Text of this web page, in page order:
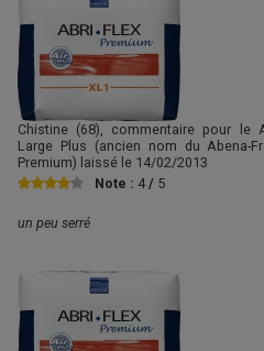
Chistine (68), commentaire pour le
Large Plus (ancien nom du Abena-
Premium) laissé le 14/02/2013
Note : 4 / 5
un peu serré